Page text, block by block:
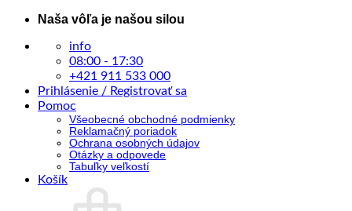
Skip
content
Naša vôľa je našou silou
info
08:00 - 17:30
+421 911 533 000
Prihlásenie / Registrovať sa
Pomoc
Všeobecné obchodné podmienky
Reklamačný poriadok
Ochrana osobných údajov
Otázky a odpovede
Tabuľky veľkostí
Košík